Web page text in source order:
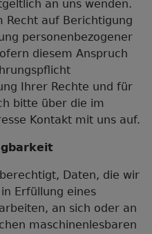
an uns wenden.
auf Berichtigung
personenbezogener
diesem Anspruch
Ihrer Rechte und für
bitte über die im
Kontakt mit uns auf.
Daten, die wir
Erfüllung eines
an sich oder an
maschinenlesbaren